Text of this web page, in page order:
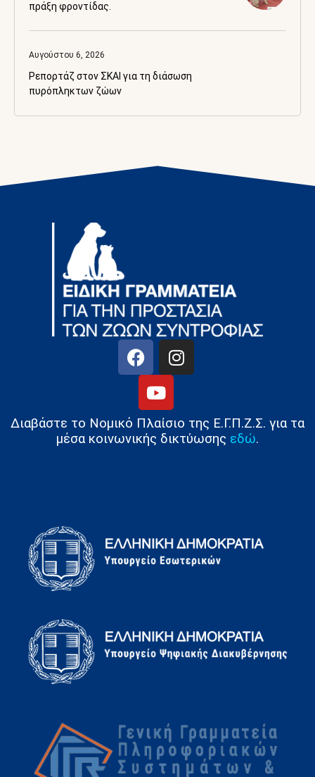
πράξη φροντίδας.
Αυγούστου 6, 2026
Ρεπορτάζ στον ΣΚΑΙ για τη διάσωση
πυρόπληκτων ζώων
Διαβάστε το Νομικό Πλαίσιο της Ε.Γ.Π.Ζ.Σ. για τα
μέσα κοινωνικής δικτύωσης εδώ.